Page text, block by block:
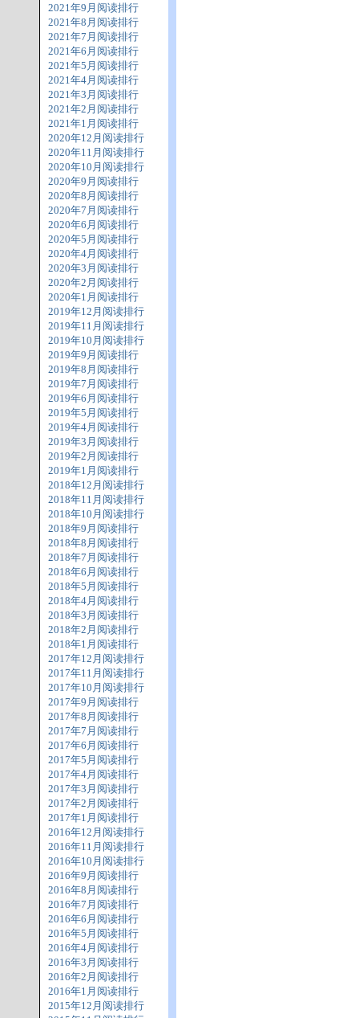
2021年9月阅读排行
2021年8月阅读排行
2021年7月阅读排行
2021年6月阅读排行
2021年5月阅读排行
2021年4月阅读排行
2021年3月阅读排行
2021年2月阅读排行
2021年1月阅读排行
2020年12月阅读排行
2020年11月阅读排行
2020年10月阅读排行
2020年9月阅读排行
2020年8月阅读排行
2020年7月阅读排行
2020年6月阅读排行
2020年5月阅读排行
2020年4月阅读排行
2020年3月阅读排行
2020年2月阅读排行
2020年1月阅读排行
2019年12月阅读排行
2019年11月阅读排行
2019年10月阅读排行
2019年9月阅读排行
2019年8月阅读排行
2019年7月阅读排行
2019年6月阅读排行
2019年5月阅读排行
2019年4月阅读排行
2019年3月阅读排行
2019年2月阅读排行
2019年1月阅读排行
2018年12月阅读排行
2018年11月阅读排行
2018年10月阅读排行
2018年9月阅读排行
2018年8月阅读排行
2018年7月阅读排行
2018年6月阅读排行
2018年5月阅读排行
2018年4月阅读排行
2018年3月阅读排行
2018年2月阅读排行
2018年1月阅读排行
2017年12月阅读排行
2017年11月阅读排行
2017年10月阅读排行
2017年9月阅读排行
2017年8月阅读排行
2017年7月阅读排行
2017年6月阅读排行
2017年5月阅读排行
2017年4月阅读排行
2017年3月阅读排行
2017年2月阅读排行
2017年1月阅读排行
2016年12月阅读排行
2016年11月阅读排行
2016年10月阅读排行
2016年9月阅读排行
2016年8月阅读排行
2016年7月阅读排行
2016年6月阅读排行
2016年5月阅读排行
2016年4月阅读排行
2016年3月阅读排行
2016年2月阅读排行
2016年1月阅读排行
2015年12月阅读排行